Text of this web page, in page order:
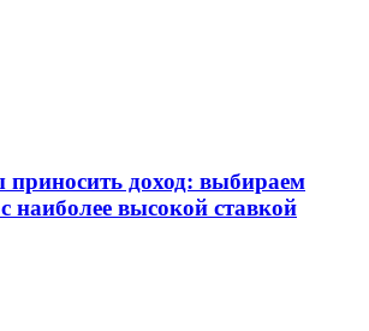
доход: выбираем
наиболее высокой ставкой